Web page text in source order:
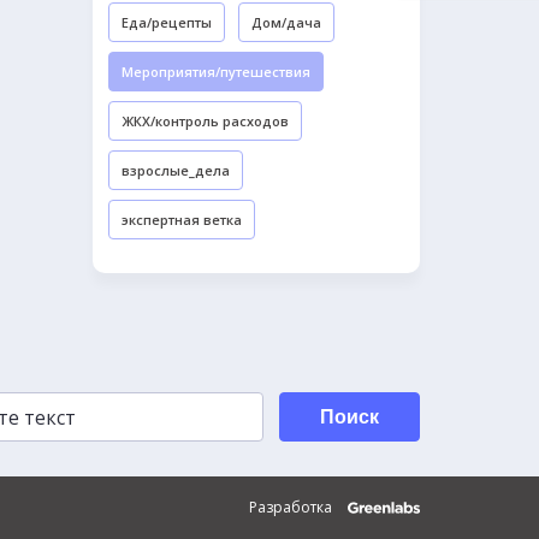
Еда/рецепты Дом/дача
Мероприятия/путешествия
ЖКХ/контроль расходов
взрослые_дела
экспертная ветка
Поиск
Разработка